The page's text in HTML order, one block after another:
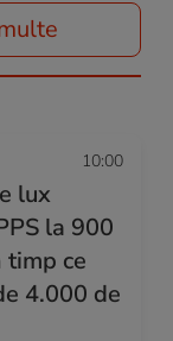
10:00
lux
la 900
timp ce
4.000 de